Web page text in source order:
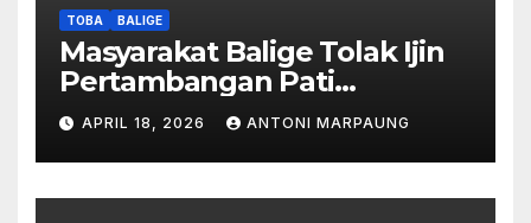
Dipalsukan
TOBA BALIGE
Masyarakat Balige Tolak Ijin
Pertambangan Pati
Simanjuntak – btc Akan
Investigasi Proses Perijinan
APRIL 18, 2026 ANTONI MARPAUNG